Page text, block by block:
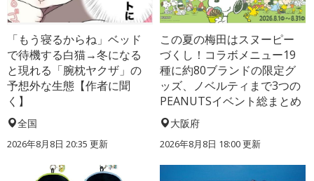
「もう寝るからね」ベッド
で待機する白猫→冬になる
と現れる「腕枕ヤクザ」の
予想外な生態【作者に聞
く】
全国
2026年8月8日 20:35 更新
この夏の梅田はスヌーピー
づくし！コラボメニュー19
種に約80ブランドの限定グ
ッズ、ノベルティまで3つの
PEANUTSイベント総まとめ
大阪府
2026年8月8日 18:00更新